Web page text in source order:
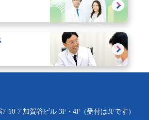
10-7 加賀谷ビル 3F・4F（受付は3Fです）